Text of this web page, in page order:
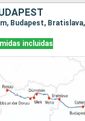
incluidas